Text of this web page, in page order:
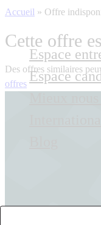
Espace
Espace
Accueil » Offre
Cette offre
Des offres similaires
offres